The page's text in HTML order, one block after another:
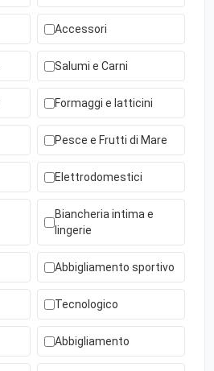
Accessori
Salumi e Carni
Formaggi e latticini
Pesce e Frutti di Mare
Elettrodomestici
Biancheria intima e
lingerie
Abbigliamento sportivo
Tecnologico
Abbigliamento